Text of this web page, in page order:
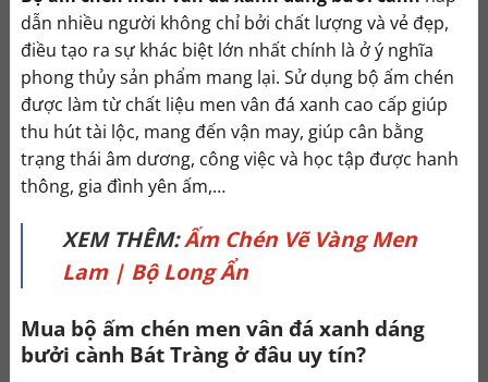
dẫn nhiều người không chỉ bởi chất lượng và vẻ đẹp,
điều tạo ra sự khác biệt lớn nhất chính là ở ý nghĩa
phong thủy sản phẩm mang lại. Sử dụng bộ ấm chén
được làm từ chất liệu men vân đá xanh cao cấp giúp
thu hút tài lộc, mang đến vận may, giúp cân bằng
trạng thái âm dương, công việc và học tập được hanh
thông, gia đình yên ấm,…
XEM THÊM:Ấm Chén Vẽ Vàng Men
Lam | Bộ Long Ẩn
Mua bộ ấm chén men vân đá xanh dáng
bưởi cành Bát Tràng ở đâu uy tín?